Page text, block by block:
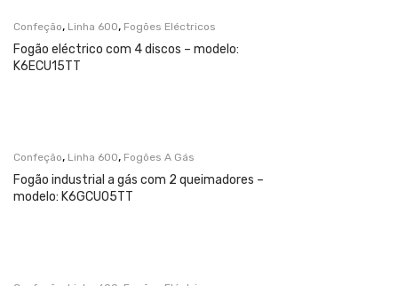
Confeção, Linha 600, Fogões Eléctricos
Fogão eléctrico com 4 discos – modelo:
K6ECU15TT
Confeção, Linha 600, Fogões A Gás
Fogão industrial a gás com 2 queimadores –
modelo: K6GCU05TT